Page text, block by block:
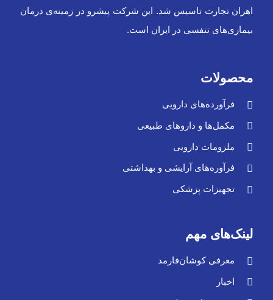
اهران تجارت تاسیس شد. این شرکت پیشرو در زمینه‌ی درمان
بیماری‌های تنفسی در ایران است.
محصولات
فرآورده‌های دارویی
مکمل‌ها و داروهای طبیعی
ملزومات دارویی
فرآوره‌های آرایشی و بهداشتی
تجهیزات پزشکی
لینک‌های مهم
معرفی کوشان‌فارمد
اخبار